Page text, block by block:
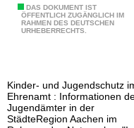
t
z
u
t
z
DAS DOKUMENT IST
ÖFFENTLICH ZUGÄNGLICH IM
RAHMEN DES DEUTSCHEN
URHEBERRECHTS.
'
h
i
Kinder- und Jugendschutz
Ehrenamt : Informationen
Jugendämter in der
StädteRegion Aachen im